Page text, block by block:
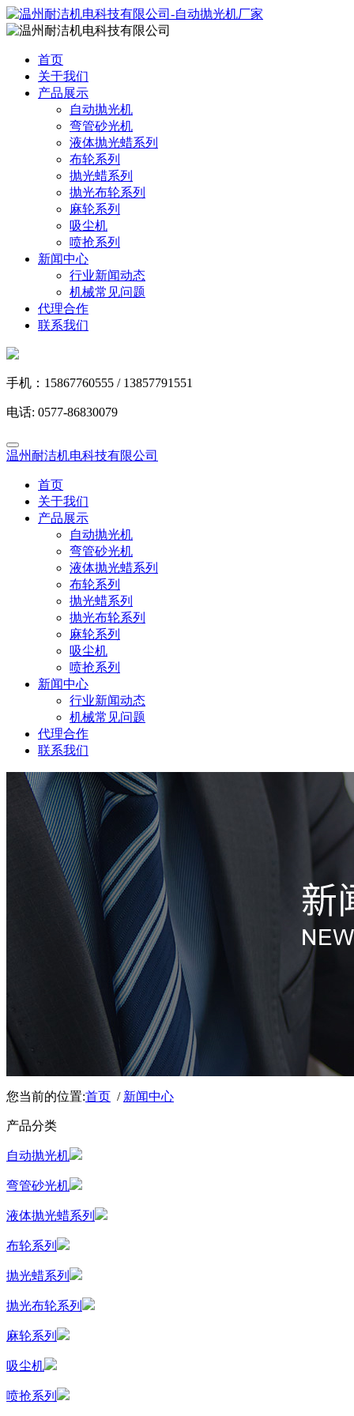
首页
关于我们
产品展示
自动抛光机
弯管砂光机
液体抛光蜡系列
布轮系列
抛光蜡系列
抛光布轮系列
麻轮系列
吸尘机
喷抢系列
新闻中心
行业新闻动态
机械常见问题
代理合作
联系我们
手机：15867760555 / 13857791551
电话: 0577-86830079
温州耐洁机电科技有限公司
首页
关于我们
产品展示
自动抛光机
弯管砂光机
液体抛光蜡系列
布轮系列
抛光蜡系列
抛光布轮系列
麻轮系列
吸尘机
喷抢系列
新闻中心
行业新闻动态
机械常见问题
代理合作
联系我们
您当前的位置:首页 / 新闻中心
产品分类
自动抛光机
弯管砂光机
液体抛光蜡系列
布轮系列
抛光蜡系列
抛光布轮系列
麻轮系列
吸尘机
喷抢系列